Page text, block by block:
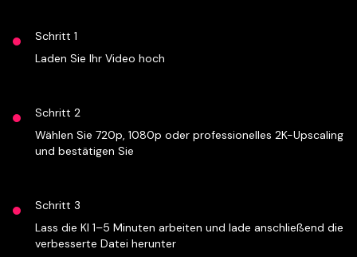
Schritt 1
Laden Sie Ihr Video hoch
Schritt 2
Wählen Sie 720p, 1080p oder professionelles 2K-Upscaling
und bestätigen Sie
Schritt 3
Lass die KI 1–5 Minuten arbeiten und lade anschließend die
verbesserte Datei herunter